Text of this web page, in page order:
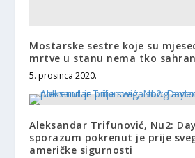
Mostarske sestre koje su
mrtve u stanu nema tko
5. prosinca 2020.
Aleksandar Trifunović, Nu2:
sporazum pokrenut je prije
američke sigurnosti